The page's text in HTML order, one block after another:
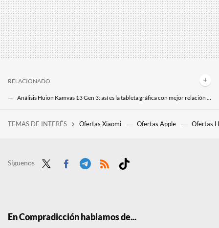
RELACIONADO
Análisis Huion Kamvas 13 Gen 3: así es la tableta gráfica con mejor relación calidad precio del mercado
TEMAS DE INTERÉS Ofertas Xiaomi Ofertas Apple Ofertas
Síguenos
En Compradicción hablamos de...